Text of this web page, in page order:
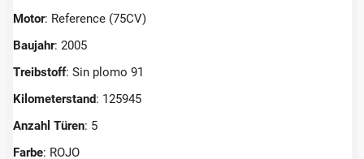
Motor: Reference (75CV)
Baujahr: 2005
Treibstoff: Sin plomo 91
Kilometerstand: 125945
Anzahl Türen: 5
Farbe: ROJO